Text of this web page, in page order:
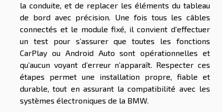
la conduite, et de replacer les éléments du tableau
de bord avec précision. Une fois tous les câbles
connectés et le module fixé, il convient d’effectuer
un test pour s’assurer que toutes les fonctions
CarPlay ou Android Auto sont opérationnelles et
qu’aucun voyant d’erreur n’apparaît. Respecter ces
étapes permet une installation propre, fiable et
durable, tout en assurant la compatibilité avec les
systèmes électroniques de la BMW.